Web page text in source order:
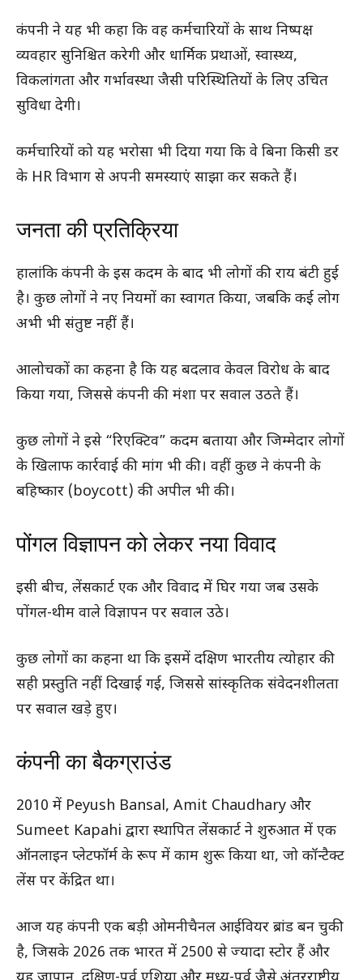
कंपनी ने यह भी कहा कि वह कर्मचारियों के साथ निष्पक्ष
व्यवहार सुनिश्चित करेगी और धार्मिक प्रथाओं, स्वास्थ्य,
विकलांगता और गर्भावस्था जैसी परिस्थितियों के लिए उचित
सुविधा देगी।
कर्मचारियों को यह भरोसा भी दिया गया कि वे बिना किसी डर
के HR विभाग से अपनी समस्याएं साझा कर सकते हैं।
जनता की प्रतिक्रिया
हालांकि कंपनी के इस कदम के बाद भी लोगों की राय बंटी हुई
है। कुछ लोगों ने नए नियमों का स्वागत किया, जबकि कई लोग
अभी भी संतुष्ट नहीं हैं।
आलोचकों का कहना है कि यह बदलाव केवल विरोध के बाद
किया गया, जिससे कंपनी की मंशा पर सवाल उठते हैं।
कुछ लोगों ने इसे “रिएक्टिव” कदम बताया और जिम्मेदार लोगों
के खिलाफ कार्रवाई की मांग भी की। वहीं कुछ ने कंपनी के
बहिष्कार (boycott) की अपील भी की।
पोंगल विज्ञापन को लेकर नया विवाद
इसी बीच, लेंसकार्ट एक और विवाद में घिर गया जब उसके
पोंगल-थीम वाले विज्ञापन पर सवाल उठे।
कुछ लोगों का कहना था कि इसमें दक्षिण भारतीय त्योहार की
सही प्रस्तुति नहीं दिखाई गई, जिससे सांस्कृतिक संवेदनशीलता
पर सवाल खड़े हुए।
कंपनी का बैकग्राउंड
2010 में Peyush Bansal, Amit Chaudhary और
Sumeet Kapahi द्वारा स्थापित लेंसकार्ट ने शुरुआत में एक
ऑनलाइन प्लेटफॉर्म के रूप में काम शुरू किया था, जो कॉन्टैक्ट
लेंस पर केंद्रित था।
आज यह कंपनी एक बड़ी ओमनीचैनल आईवियर ब्रांड बन चुकी
है, जिसके 2026 तक भारत में 2500 से ज्यादा स्टोर हैं और